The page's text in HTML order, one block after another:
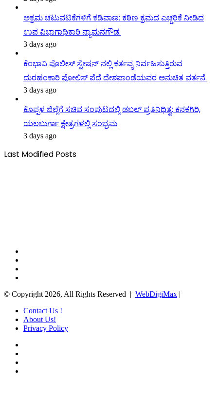
ಅಕ್ರಮ ಚಟುವಟಿಕೆಗಳಿಗೆ ಕಡಿವಾಣ: ಕಠಿಣ ಕ್ರಮದ ಎಚ್ಚರಿಕೆ ನೀಡಿದ
ಉಪ ವಿಭಾಗಾಧಿಕಾರಿ ನ್ಯಾಮನಗೌಡ.
3 days ago
ಕೆಂಭಾವಿ ಪೊಲೀಸ್ ಸ್ಟೇಷನ್ ನಲ್ಲಿ ಕರ್ತವ್ಯ ನಿರ್ವಹಿಸುತ್ತಿರುವ
ದುರಹಂಕಾರಿ ಪೋಲಿಸ್ ಪೆದೆ ದೇಶಪಾಂಡೆಯವರ ಅನುಚಿತ ವರ್ತನೆ.
3 days ago
ಕೊಪ್ಪಳ ಜಿಲ್ಲೆಗೆ ಸಚಿವ ಸಂಪುಟದಲ್ಲಿ ಡಬಲ್ ಪ್ರತಿನಿಧಿತ್ವ: ಕನಕಗಿರಿ,
ಯಲಬುರ್ಗಾ ಕ್ಷೇತ್ರಗಳಲ್ಲಿ ಸಂಭ್ರಮ
3 days ago
Last Modified Posts
© Copyright 2026, All Rights Reserved | WebDigiMax |
Contact Us !
About Us!
Privacy Policy